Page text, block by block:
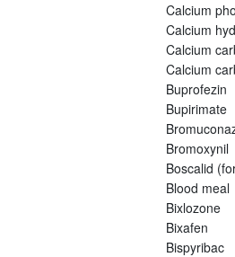
Calcium
Calcium
Calcium
Calcium
Buprofezin
Bupirimate
Bromoxynil
Boscalid
Blood meal
Bixlozone
Bixafen
Bispyribac